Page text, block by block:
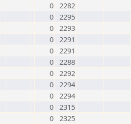
0 2282
0 2295
0 2293
0 2291
0 2291
0 2288
0 2292
0 2294
0 2294
0 2315
0 2325